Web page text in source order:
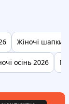
Жіночі шапки
осінь 2026